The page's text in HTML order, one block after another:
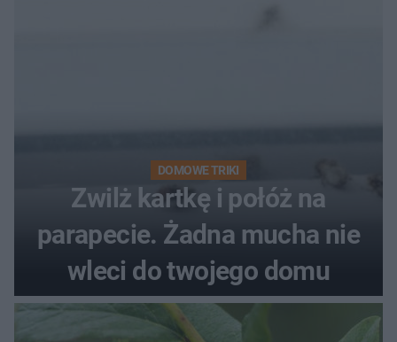
DOMOWE TRIKI
Zwilż kartkę i połóż na
parapecie. Żadna mucha nie
wleci do twojego domu